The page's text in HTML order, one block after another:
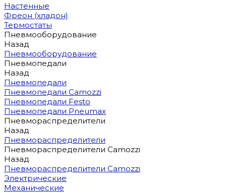
Настенные
Фреон (хладон)
Термостаты
Пневмооборудование
Назад
Пневмооборудование
Пневмопедали
Назад
Пневмопедали
Пневмопедали Camozzi
Пневмопедали Festo
Пневмопедали Pneumax
Пневмораспределители
Назад
Пневмораспределители
Пневмораспределители Camozzi
Назад
Пневмораспределители Camozzi
Электрические
Механические